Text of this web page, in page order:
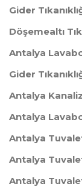
Gider
Döşemealtı
Antalya Lavabo
Gider
Antalya
Antalya Lavabo
Antalya Tuvalet
Antalya Tuvalet
Antalya